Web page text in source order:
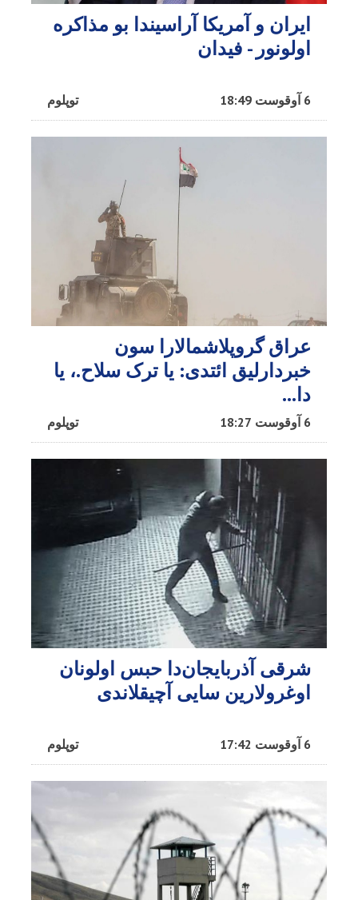
ایران و آمریکا آراسیندا بو مذاکره
اولونور - فیدان
توپلوم 6 آوقوست 18:49
عراق گروپلاشمالارا سون
خبردارلیق ائتدی: یا ترک سلاح.، یا
دا…
توپلوم 6 آوقوست 18:27
شرقی آذربایجان‌دا حبس اولونان
اوغرولارین سایی آچیقلاندی
توپلوم 6 آوقوست 17:42